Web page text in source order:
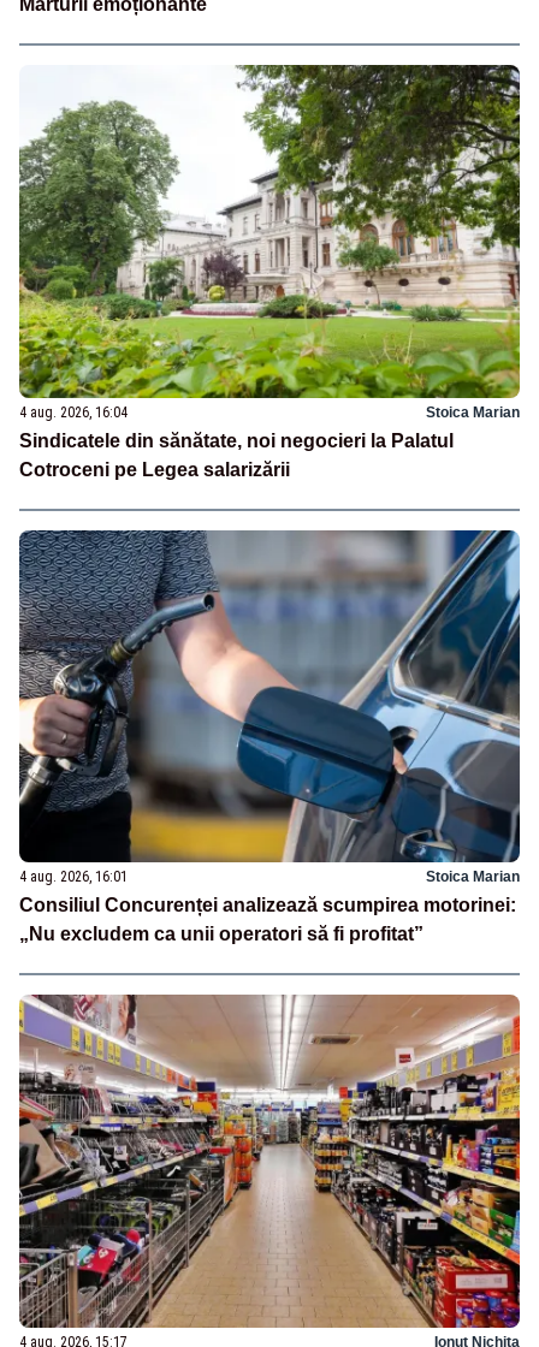
4 aug. 2026, 16:04 Stoica Marian
Sindicatele din sănătate, noi negocieri la Palatul
Cotroceni pe Legea salarizării
4 aug. 2026, 16:01 Stoica Marian
Consiliul Concurenței analizează scumpirea motorinei:
„Nu excludem ca unii operatori să fi profitat”
4 aug. 2026, 15:17 Ionuț Nichita